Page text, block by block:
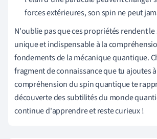
forces extérieures, son spin ne peut
N'oublie pas que ces propriétés rendent
unique et indispensable à la
fondements de la mécanique quantique.
fragment de connaissance que tu ajoutes
compréhension du spin quantique te
découverte des subtilités du monde
continue d'apprendre et reste curieux !